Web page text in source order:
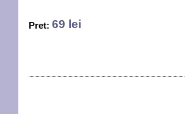
Pret: 69 lei